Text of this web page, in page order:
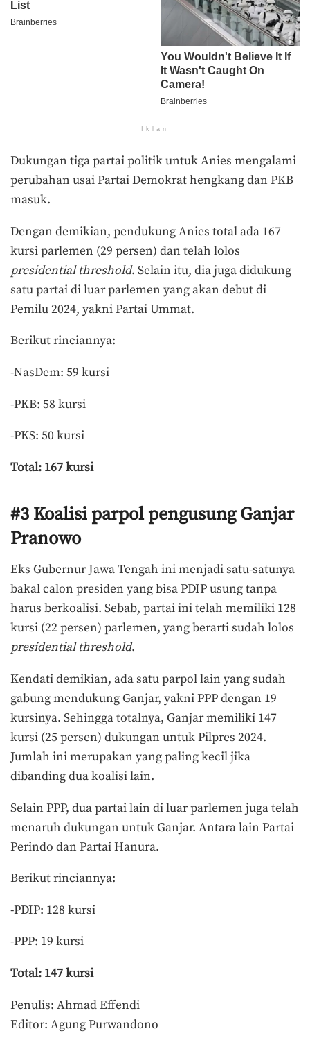
Iklan
Dukungan tiga partai politik untuk Anies mengalami
perubahan usai Partai Demokrat hengkang dan PKB
masuk.
Dengan demikian, pendukung Anies total ada 167
kursi parlemen (29 persen) dan telah lolos
presidential threshold. Selain itu, dia juga didukung
satu partai di luar parlemen yang akan debut di
Pemilu 2024, yakni Partai Ummat.
Berikut rinciannya:
-NasDem: 59 kursi
-PKB: 58 kursi
-PKS: 50 kursi
Total: 167 kursi
#3 Koalisi parpol pengusung Ganjar
Pranowo
Eks Gubernur Jawa Tengah ini menjadi satu-satunya
bakal calon presiden yang bisa PDIP usung tanpa
harus berkoalisi. Sebab, partai ini telah memiliki 128
kursi (22 persen) parlemen, yang berarti sudah lolos
presidential threshold.
Kendati demikian, ada satu parpol lain yang sudah
gabung mendukung Ganjar, yakni PPP dengan 19
kursinya. Sehingga totalnya, Ganjar memiliki 147
kursi (25 persen) dukungan untuk Pilpres 2024.
Jumlah ini merupakan yang paling kecil jika
dibanding dua koalisi lain.
Selain PPP, dua partai lain di luar parlemen juga telah
menaruh dukungan untuk Ganjar. Antara lain Partai
Perindo dan Partai Hanura.
Berikut rinciannya:
-PDIP: 128 kursi
-PPP: 19 kursi
Total: 147 kursi
Penulis: Ahmad Effendi
Editor: Agung Purwandono